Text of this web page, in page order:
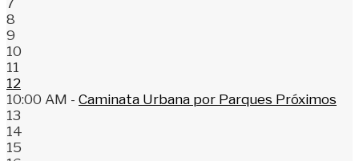
7
8
9
10
11
12
10:00 AM - Caminata Urbana por Parques Próximos
13
14
15